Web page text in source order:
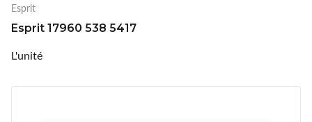
Esprit
Esprit 17960 538 5417
L'unité